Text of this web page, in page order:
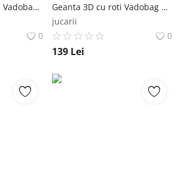
Ghiozdan Gradinita Vadobag Stitch Fluffy Friends 32x26x11 cm Vadobag
0
Geanta 3D cu roti Vadobag Stitch Great Escapes 32x26x11 cm Vadobag
jucarii
0
139 Lei